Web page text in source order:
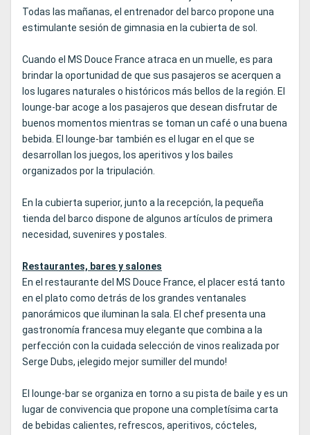
Todas las mañanas, el entrenador del barco propone una
estimulante sesión de gimnasia en la cubierta de sol.
Cuando el MS Douce France atraca en un muelle, es para
brindar la oportunidad de que sus pasajeros se acerquen a
los lugares naturales o históricos más bellos de la región. El
lounge-bar acoge a los pasajeros que desean disfrutar de
buenos momentos mientras se toman un café o una buena
bebida. El lounge-bar también es el lugar en el que se
desarrollan los juegos, los aperitivos y los bailes
organizados por la tripulación.
En la cubierta superior, junto a la recepción, la pequeña
tienda del barco dispone de algunos artículos de primera
necesidad, suvenires y postales.
Restaurantes, bares y salones
En el restaurante del MS Douce France, el placer está tanto
en el plato como detrás de los grandes ventanales
panorámicos que iluminan la sala. El chef presenta una
gastronomía francesa muy elegante que combina a la
perfección con la cuidada selección de vinos realizada por
Serge Dubs, ¡elegido mejor sumiller del mundo!
El lounge-bar se organiza en torno a su pista de baile y es un
lugar de convivencia que propone una completísima carta
de bebidas calientes, refrescos, aperitivos, cócteles,